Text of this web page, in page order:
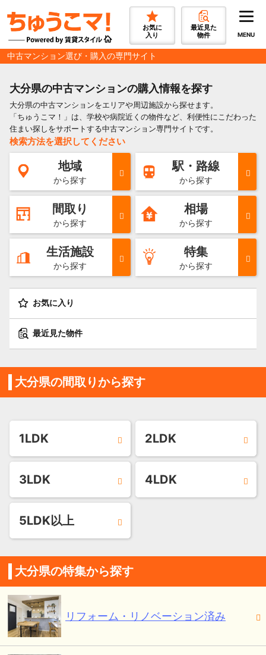
お気に
入り
最近見た
物件
MENU
中古マンション選び・購入の専門サイト
大分県の中古マンションの購入情報を探す
大分県の中古マンションをエリアや周辺施設から探せます。
「ちゅうこマ！」は、学校や病院近くの物件など、利便性にこだわった
住まい探しをサポートする中古マンション専門サイトです。
検索方法を選択してください
地域
から探す
駅・路線
から探す
間取り
から探す
相場
から探す
生活施設
から探す
特集
から探す
お気に入り
最近見た物件
大分県の間取りから探す
1LDK 2LDK
3LDK 4LDK
5LDK以上
大分県の特集から探す
リフォーム・リノベーション済み